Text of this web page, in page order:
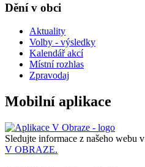
Dění v obci
Aktuality
Volby - výsledky
Kalendář akcí
Místní rozhlas
Zpravodaj
Mobilní aplikace
Sledujte informace z našeho webu v
V OBRAZE.